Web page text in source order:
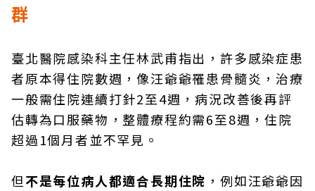
群
臺北醫院感染科主任林武甫指出，許多感染症患
者原本得住院數週，像汪爺爺罹患骨髓炎，治療
一般需住院連續打針2至4週，病況改善後再評
估轉為口服藥物，整體療程約需6至8週，住院
超過1個月者並不罕見。
但不是每位病人都適合長期住院 ，例如汪爺爺因